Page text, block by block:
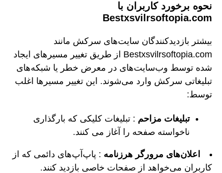
نحوه برخورد کاربران با
Bestxsvilrsoftopia.com
بیشتر بازدیدکنندگان سایت‌های سرکش مانند
Bestxsvilrsoftopia.com از طریق تغییر مسیرهای ایجاد
شده توسط وب‌سایت‌های در معرض خطر یا شبکه‌های
تبلیغاتی سرکش وارد می‌شوند. این تغییر مسیرها اغلب
توسط:
تبلیغات مزاحم : تبلیغات کلیکی که بارگذاری
ناخواسته صفحه را آغاز می کنند.
اعلان‌های مرورگر هرزنامه : پاپ‌آپ‌های دائمی که از
کاربران می‌خواهد از صفحات خاصی بازدید کنند.